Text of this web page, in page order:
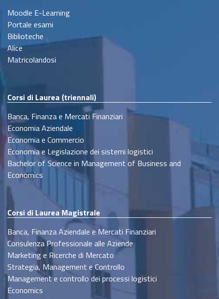
Moodle E-Learning
Portale esami
Biblioteche
Alice
Matricolandosi
Corsi di Laurea (triennali)
Banca, Finanza e Mercati Finanziari
Economia Aziendale
Economia e Commercio
Economia e Legislazione dei sistemi logistici
Bachelor of Science in Management of Business and
Economics
Corsi di Laurea Magistrale
Banca, Finanza Aziendale e Mercati Finanziari
Consulenza Professionale alle Aziende
Marketing e Ricerche di Mercato
Strategia, Management e Controllo
Management e controllo dei processi logistici
Economics